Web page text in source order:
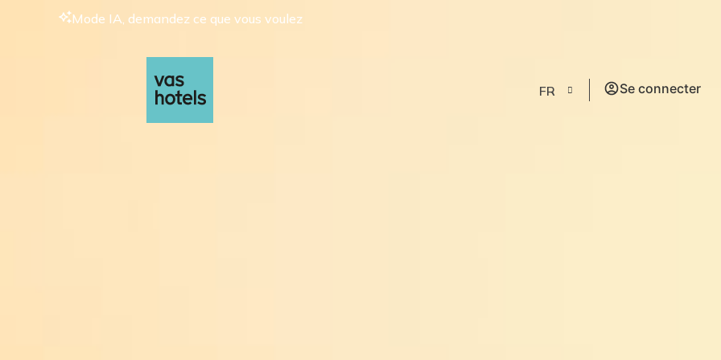
Mode IA, demandez ce que vous voulez
FR Se connecter